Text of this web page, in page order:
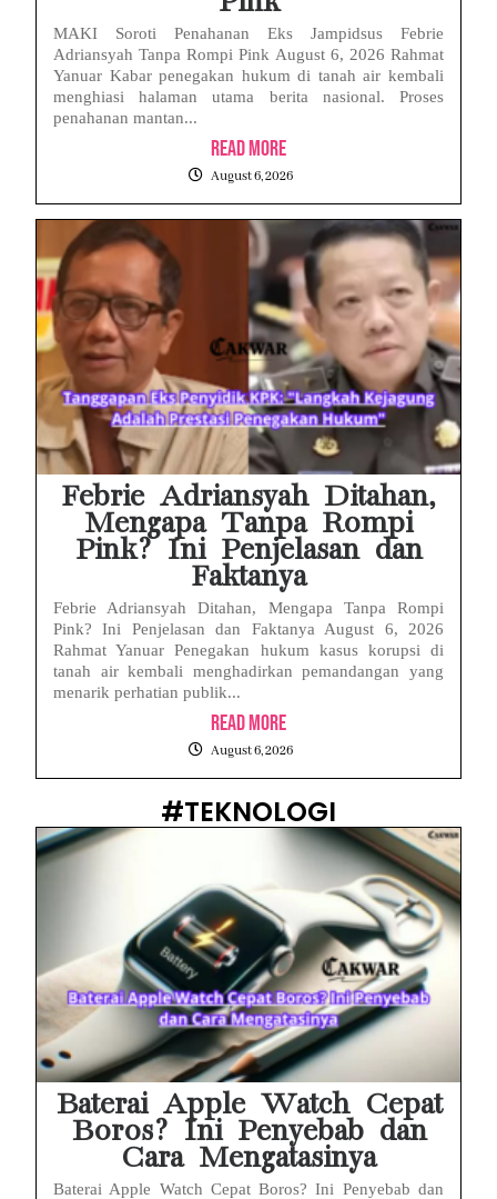
MAKI Soroti Penahanan Eks Jampidsus Febrie
Adriansyah Tanpa Rompi Pink August 6, 2026 Rahmat
Yanuar Kabar penegakan hukum di tanah air kembali
menghiasi halaman utama berita nasional. Proses
penahanan mantan...
Read More
August 6, 2026
Febrie Adriansyah Ditahan,
Mengapa Tanpa Rompi
Pink? Ini Penjelasan dan
Faktanya
Febrie Adriansyah Ditahan, Mengapa Tanpa Rompi
Pink? Ini Penjelasan dan Faktanya August 6, 2026
Rahmat Yanuar Penegakan hukum kasus korupsi di
tanah air kembali menghadirkan pemandangan yang
menarik perhatian publik...
Read More
August 6, 2026
#TEKNOLOGI
Baterai Apple Watch Cepat
Boros? Ini Penyebab dan
Cara Mengatasinya
Baterai Apple Watch Cepat Boros? Ini Penyebab dan